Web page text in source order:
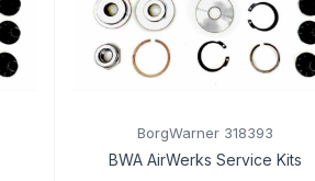
BorgWarner 318393
BWA AirWerks Service Kits